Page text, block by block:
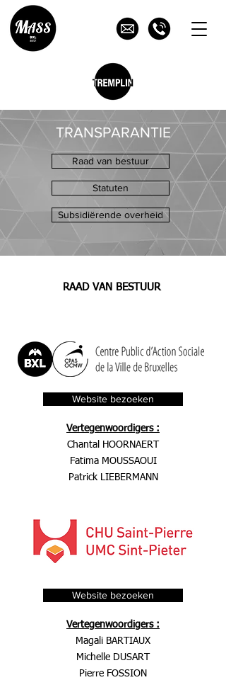
TRANSPARANTIE
Raad van bestuur
Statuten
Subsidiërende overheid
RAAD VAN BESTUUR
Website bezoeken
Vertegenwoordigers :
Chantal HOORNAERT
Fatima MOUSSAOUI
Patrick LIEBERMANN
Website bezoeken
Vertegenwoordigers :
Magali BARTIAUX
Michelle DUSART
Pierre FOSSION